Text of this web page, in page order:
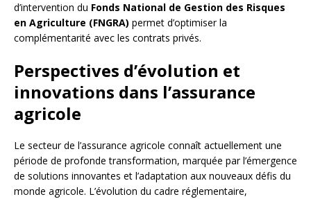
d’intervention du Fonds National de Gestion des Risques
en Agriculture (FNGRA) permet d’optimiser la
complémentarité avec les contrats privés.
Perspectives d’évolution et
innovations dans l’assurance
agricole
Le secteur de l’assurance agricole connaît actuellement une
période de profonde transformation, marquée par l’émergence
de solutions innovantes et l’adaptation aux nouveaux défis du
monde agricole. L’évolution du cadre réglementaire,